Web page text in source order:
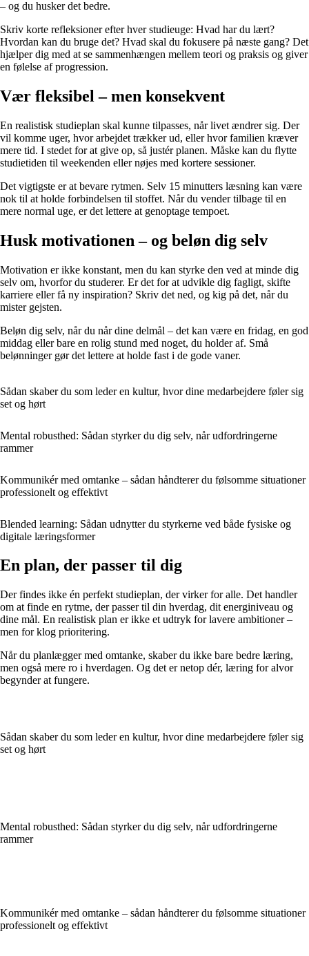
– og du husker det bedre.
Skriv korte refleksioner efter hver studieuge: Hvad har du lært?
Hvordan kan du bruge det? Hvad skal du fokusere på næste gang? Det
hjælper dig med at se sammenhængen mellem teori og praksis og giver
en følelse af progression.
Vær fleksibel – men konsekvent
En realistisk studieplan skal kunne tilpasses, når livet ændrer sig. Der
vil komme uger, hvor arbejdet trækker ud, eller hvor familien kræver
mere tid. I stedet for at give op, så justér planen. Måske kan du flytte
studietiden til weekenden eller nøjes med kortere sessioner.
Det vigtigste er at bevare rytmen. Selv 15 minutters læsning kan være
nok til at holde forbindelsen til stoffet. Når du vender tilbage til en
mere normal uge, er det lettere at genoptage tempoet.
Husk motivationen – og beløn dig selv
Motivation er ikke konstant, men du kan styrke den ved at minde dig
selv om, hvorfor du studerer. Er det for at udvikle dig fagligt, skifte
karriere eller få ny inspiration? Skriv det ned, og kig på det, når du
mister gejsten.
Beløn dig selv, når du når dine delmål – det kan være en fridag, en god
middag eller bare en rolig stund med noget, du holder af. Små
belønninger gør det lettere at holde fast i de gode vaner.
Sådan skaber du som leder en kultur, hvor dine medarbejdere føler sig
set og hørt
Mental robusthed: Sådan styrker du dig selv, når udfordringerne
rammer
Kommunikér med omtanke – sådan håndterer du følsomme situationer
professionelt og effektivt
Blended learning: Sådan udnytter du styrkerne ved både fysiske og
digitale læringsformer
En plan, der passer til dig
Der findes ikke én perfekt studieplan, der virker for alle. Det handler
om at finde en rytme, der passer til din hverdag, dit energiniveau og
dine mål. En realistisk plan er ikke et udtryk for lavere ambitioner –
men for klog prioritering.
Når du planlægger med omtanke, skaber du ikke bare bedre læring,
men også mere ro i hverdagen. Og det er netop dér, læring for alvor
begynder at fungere.
Sådan skaber du som leder en kultur, hvor dine medarbejdere føler sig
set og hørt
Mental robusthed: Sådan styrker du dig selv, når udfordringerne
rammer
Kommunikér med omtanke – sådan håndterer du følsomme situationer
professionelt og effektivt